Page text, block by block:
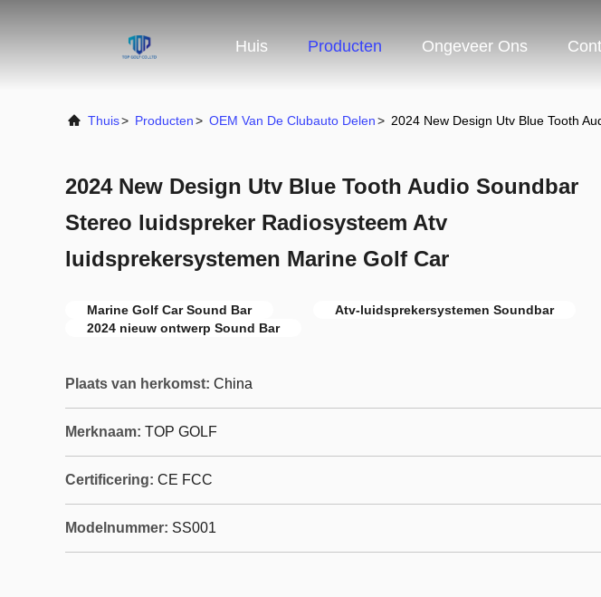
Huis Producten Ongeveer Ons
Thuis> Producten> OEM Van De Clubauto Delen> 2024 New Design Utv Blue Tooth
2024 New Design Utv Blue Tooth Audio Soundbar
Stereo luidspreker Radiosysteem Atv
luidsprekersystemen Marine Golf Car
Marine Golf Car Sound Bar
Atv-luidsprekersystemen Soundbar
2024 nieuw ontwerp Sound Bar
Plaats van herkomst: China
Merknaam: TOP GOLF
Certificering: CE FCC
Modelnummer: SS001